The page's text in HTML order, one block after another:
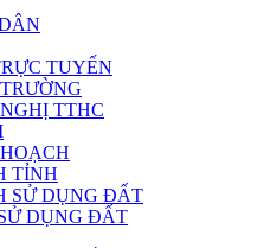
TUYẾN
TTHC
TỈNH
SỬ DỤNG ĐẤT
DỤNG ĐẤT